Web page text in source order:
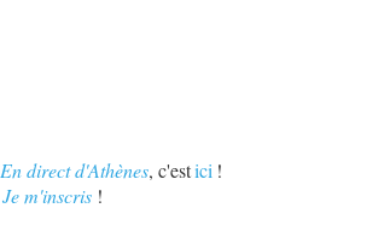
En direct d'Athènes, c'estici !
Je m'inscris !